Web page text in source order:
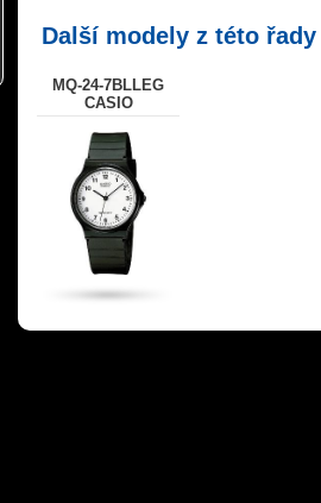
Další modely z této řady
MQ-24-7BLLEG
CASIO